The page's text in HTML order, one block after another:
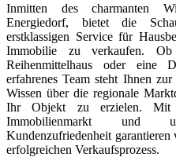
Inmitten des charmanten
Energiedorf, bietet die
erstklassigen Service für
Immobilie zu verkaufen.
Reihenmittelhaus oder eine
erfahrenes Team steht Ihnen
Wissen über die regionale
Ihr Objekt zu erzielen. Mit
Immobilienmarkt und
Kundenzufriedenheit
erfolgreichen Verkaufsprozess.